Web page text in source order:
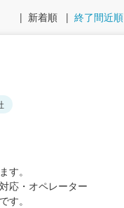
| 新着順 | 終了間近順
す。
応・オペレーター
す。